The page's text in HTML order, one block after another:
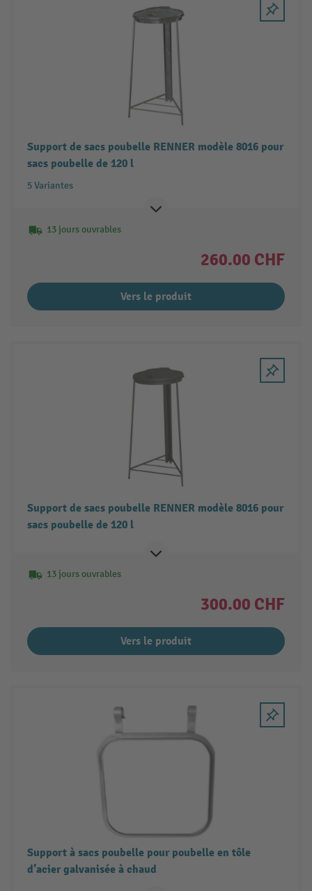
Support de sacs poubelle RENNER modèle 8016 pour
sacs poubelle de 120 l
5 Variantes
13 jours ouvrables
260.00 CHF
Vers le produit
Support de sacs poubelle RENNER modèle 8016 pour
sacs poubelle de 120 l
13 jours ouvrables
300.00 CHF
Vers le produit
Support à sacs poubelle pour poubelle en tôle
d’acier galvanisée à chaud